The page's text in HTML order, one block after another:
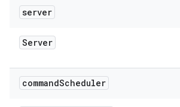
server
Server
commandScheduler